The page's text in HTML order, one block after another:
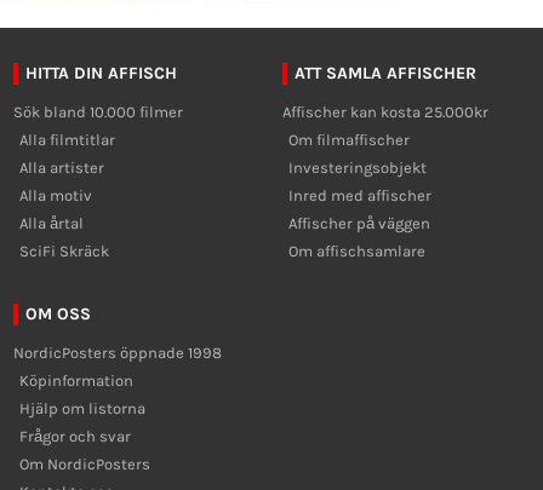
HITTA DIN AFFISCH
Sök bland 10.000 filmer
Alla filmtitlar
Alla artister
Alla motiv
Alla årtal
SciFi Skräck
ATT SAMLA AFFISCHER
Affischer kan kosta 25.000kr
Om filmaffischer
Investeringsobjekt
Inred med affischer
Affischer på väggen
Om affischsamlare
OM OSS
NordicPosters öppnade 1998
Köpinformation
Hjälp om listorna
Frågor och svar
Om NordicPosters